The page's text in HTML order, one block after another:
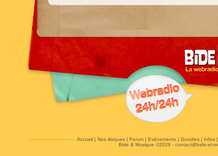
Accueil| Nos disques| Forum| Evénements| Goodies| Infos
Bide & Musique ©2026 - contact@bide-et-